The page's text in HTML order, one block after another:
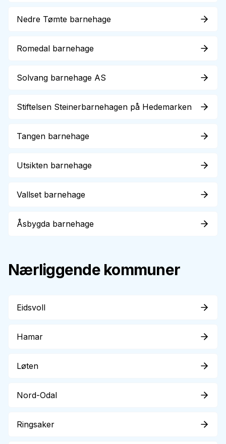
Nedre Tømte barnehage
Romedal barnehage
Solvang barnehage AS
Stiftelsen Steinerbarnehagen på Hedemarken
Tangen barnehage
Utsikten barnehage
Vallset barnehage
Åsbygda barnehage
Nærliggende kommuner
Eidsvoll
Hamar
Løten
Nord-Odal
Ringsaker